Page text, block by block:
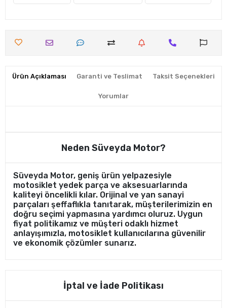
Ürün Açıklaması Garanti ve Teslimat Taksit Seçenekleri
Yorumlar
Neden Süveyda Motor?
Süveyda Motor, geniş ürün yelpazesiyle
motosiklet yedek parça ve aksesuarlarında
kaliteyi öncelikli kılar. Orijinal ve yan sanayi
parçaları şeffaflıkla tanıtarak, müşterilerimizin en
doğru seçimi yapmasına yardımcı oluruz. Uygun
fiyat politikamız ve müşteri odaklı hizmet
anlayışımızla, motosiklet kullanıcılarına güvenilir
ve ekonomik çözümler sunarız.
İptal ve İade Politikası